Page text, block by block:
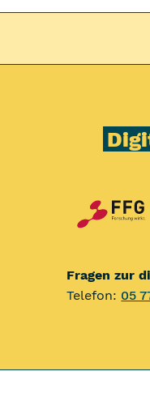
Fragen zur
Telefon: 05